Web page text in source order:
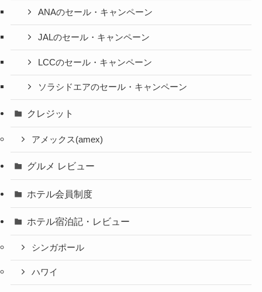
ANAのセール・キャンペーン
JALのセール・キャンペーン
LCCのセール・キャンペーン
ソラシドエアのセール・キャンペーン
クレジット
アメックス(amex)
グルメ レビュー
ホテル会員制度
ホテル宿泊記・レビュー
シンガポール
ハワイ